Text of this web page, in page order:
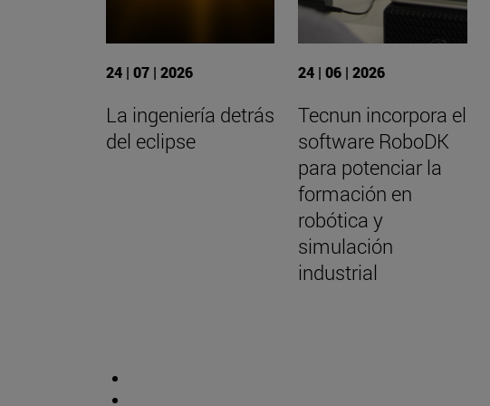
24 | 07 | 2026
La ingeniería detrás
del eclipse
24 | 06 | 2026
Tecnun incorpora el
software RoboDK
para potenciar la
formación en
robótica y
simulación
industrial